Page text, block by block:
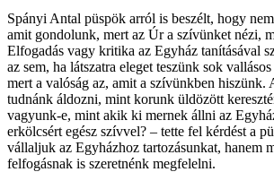
Spányi Antal püspök arról is beszélt, hogy
amit gondolunk, mert az Úr a szívünket nézi,
Elfogadás vagy kritika az Egyház tanításával
az sem, ha látszatra eleget teszünk sok
mert a valóság az, amit a szívünkben hiszünk.
tudnánk áldozni, mint korunk üldözött
vagyunk-e, mint akik ki mernek állni az
erkölcsért egész szívvel? – tette fel kérdést a
vállaljuk az Egyházhoz tartozásunkat, hanem
felfogásnak is szeretnénk megfelelni.